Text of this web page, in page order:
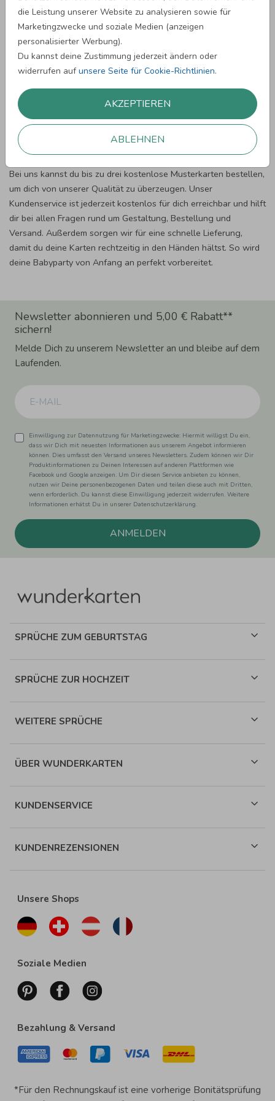
die Leistung unserer Website zu analysieren sowie für
Marketingzwecke und soziale Medien (anzeigen
personalisierter Werbung).
Du kannst deine Zustimmung jederzeit ändern oder
widerrufen aufunsere Seite für Cookie-Richtlinien.
AKZEPTIEREN
ABLEHNEN
Damit du mit deinen Babyparty Karten wirklich rundum zufrieden
bist, bieten wir dir unsere Zufriedenheitsgarantie. Schon vor dem
Druck prüfen wir auf Wunsch deine Texte auf
Rechtschreibfehler und die Bildqualität deiner Fotos. Falls uns
perfekt anpassen kannst. Sollte trotzdem einmal etwas nicht
stimmen, kannst du deine Bestellung innerhalb von zwei
Wochen reklamieren.
Unser Service für dich
Bei uns kannst du bis zu drei kostenlose Musterkarten bestellen,
um dich von unserer Qualität zu überzeugen. Unser
Kundenservice ist jederzeit kostenlos für dich erreichbar und hilft
dir bei allen Fragen rund um Gestaltung, Bestellung und
Versand. Außerdem sorgen wir für eine schnelle Lieferung,
damit du deine Karten rechtzeitig in den Händen hältst. So wird
deine Babyparty von Anfang an perfekt vorbereitet.
Newsletter abonnieren und 5,00 € Rabatt**
sichern!
Melde Dich zu unserem Newsletter an und bleibe auf dem
Laufenden.
Einwilligung zur Datennutzung für Marketingzwecke: Hiermit willigst Du ein,
dass wir Dich mit neuesten Informationen aus unserem Angebot informieren
können. Dies umfasst den Versand unseres Newsletters. Zudem können wir Dir
Produktinformationen zu Deinen Interessen auf anderen Plattformen wie
Facebook und Google anzeigen. Um Dir diesen Service anbieten zu können,
nutzen wir Deine personenbezogenen Daten und teilen diese auch mit Dritten,
wenn erforderlich. Du kannst diese Einwilligung jederzeit widerrufen. Weitere
Informationen erhätst Du in unserer Datenschutzerklärung.
ANMELDEN
SPRÜCHE ZUM GEBURTSTAG
SPRÜCHE ZUR HOCHZEIT
WEITERE SPRÜCHE
ÜBER WUNDERKARTEN
KUNDENSERVICE
KUNDENREZENSIONEN
Unsere Shops
Soziale Medien
Bezahlung & Versand
*Für den Rechnungskauf ist eine vorherige Bonitätsprüfung